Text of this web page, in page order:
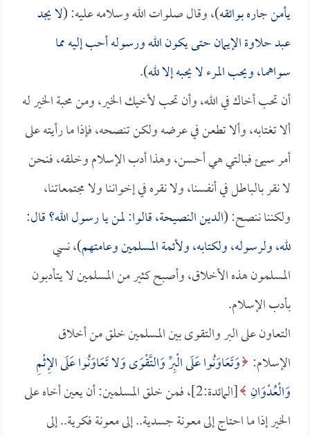
يأمن جاره بوائقه)، وقال صلوات الله وسلامه عليه: (لا يجد
عبد حلاوة الإيمان حتى يكون الله ورسوله أحب إليه مما
سواهما، ويحب المرء لا يحبه إلا لله).
أن تحب أخاك في الله، وأن تحب لأخيك الخير، ومن محبة الخير له
ألا تغتابه، وألا تطعن في عرضه ولكن تنصحه، فإذا ما رأيته على
أمر سيئ فبالتي هي أحسن، وهذا أدب الإسلام وخلقه، فنحن
لا نقر بالباطل في أنفسنا، ولا نقره في إخواننا ولا مجتمعاتنا،
ولكننا ننصح: (الدين النصيحة، قالوا: لمن يا رسول الله؟ قال:
لله، ولرسوله، ولكتابه، ولأئمة المسلمين وعامتهم)، نسي
المسلمون هذه الأخلاق، وأصبح كثير من المسلمين لا يتأدبون
بأدب الإسلام.
التعاون على البر والتقوى بين المسلمين خلق من أخلاق
الإسلام: وَتَعَاوَنُوا عَلَى الْبِرِّ وَالتَّقْوَى وَلا تَعَاوَنُوا عَلَى الإِثْمِ
وَالْعُدْوَانِ
[المائدة:2]، فمن خلق المسلمين: أن يعين أخاه على
الخير إذا ما احتاج إلى معونة جسدية.. إلى معونة فكرية.. إلى